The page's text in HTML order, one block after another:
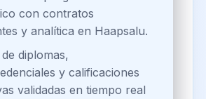
de Haapsalu.
de costos operativos y
bancarias en Haapsalu.
a servicios
digitales para